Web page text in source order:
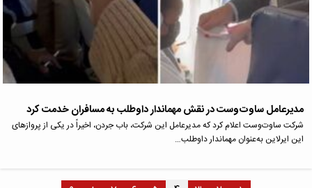
مدیرعامل ساوت‌وست در نقش مهماندار داوطلب به مسافران خدمت کرد
شرکت ساوت‌وست اعلام کرد که مدیرعامل این شرکت، باب جردن، اخیراً در یکی از پروازهای
این ایرلاین به‌عنوان مهماندار داوطلب…